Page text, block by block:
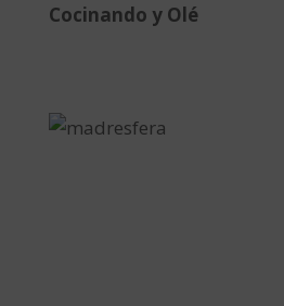
Cocinando y Olé